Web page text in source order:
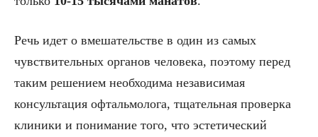
Речь идет о вмешательстве в один из самых
чувствительных органов человека, поэтому перед
таким решением необходима независимая
консультация офтальмолога, тщательная проверка
клиники и понимание того, что эстетический